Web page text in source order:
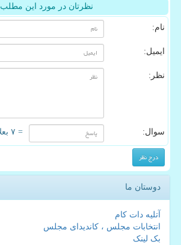
نظرتان در مورد این مطلب
نام:
ایمیل:
نظر:
سوال: = ۷ بعلاوه ۴
دوستان ما
آتلیه دات کام
انتخابات مجلس ، کاندیدای مجلس
بک لینک